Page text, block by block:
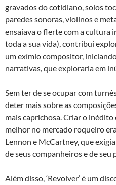
gravados do cotidiano, solos
paredes sonoras, violinos e
ensaiava o flerte com a cultura
toda a sua vida), contribui
um exímio compositor,
narrativas, que exploraria em
Sem ter de se ocupar com
deter mais sobre as
mais caprichosa. Criar o
melhor no mercado roqueiro
Lennon e McCartney, que
de seus companheiros e de
Além disso, ‘Revolver’ é um